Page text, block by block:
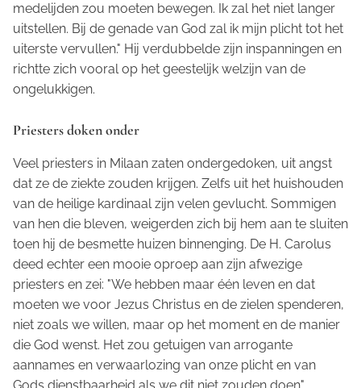
medelijden zou moeten bewegen. Ik zal het niet langer
uitstellen. Bij de genade van God zal ik mijn plicht tot het
uiterste vervullen." Hij verdubbelde zijn inspanningen en
richtte zich vooral op het geestelijk welzijn van de
ongelukkigen.
Priesters doken onder
Veel priesters in Milaan zaten ondergedoken, uit angst
dat ze de ziekte zouden krijgen. Zelfs uit het huishouden
van de heilige kardinaal zijn velen gevlucht. Sommigen
van hen die bleven, weigerden zich bij hem aan te sluiten
toen hij de besmette huizen binnenging. De H. Carolus
deed echter een mooie oproep aan zijn afwezige
priesters en zei: "We hebben maar één leven en dat
moeten we voor Jezus Christus en de zielen spenderen,
niet zoals we willen, maar op het moment en de manier
die God wenst. Het zou getuigen van arrogante
aannames en verwaarlozing van onze plicht en van